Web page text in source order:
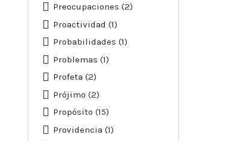
Preocupaciones (2)
Proactividad (1)
Probabilidades (1)
Problemas (1)
Profeta (2)
Prójimo (2)
Propósito (15)
Providencia (1)